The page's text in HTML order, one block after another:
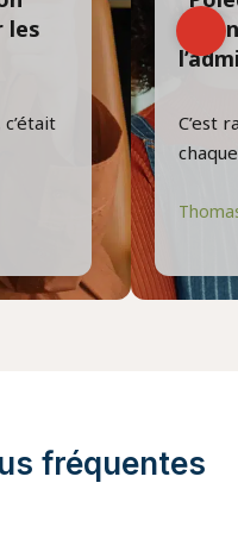
les
C’est
fréquentes